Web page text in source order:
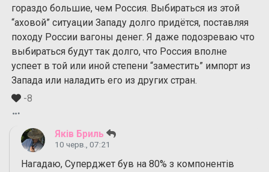
гораздо большие, чем Россия. Выбираться из этой
“аховой” ситуации Западу долго придётся, поставляя
походу России вагоны денег. Я даже подозреваю что
выбираться будут так долго, что Россия вполне
успеет в той или иной степени “заместить” импорт из
Запада или наладить его из других стран.
-8
Яків Бриль
10 черв., 07:21
Нагадаю, Суперджет був на 80% з компонентів